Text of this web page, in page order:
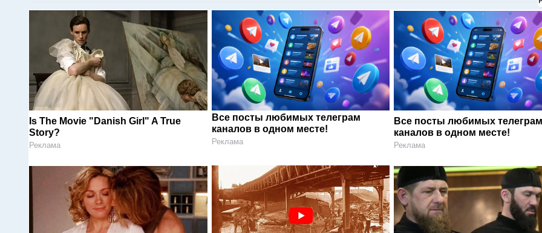
Is The Movie "Danish Girl" A True
Story?
Реклама
Все посты любимых телеграм
каналов в одном месте!
Реклама
Все посты любимых
каналов в одном месте!
Реклама